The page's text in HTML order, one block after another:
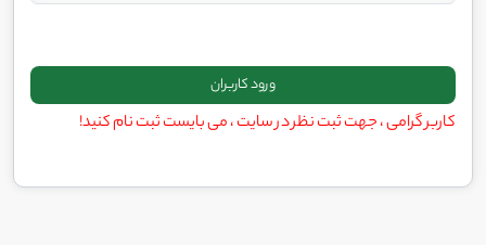
کاربر گرامی ، جهت ثبت نظر در سایت ، می بایست ثبت نام کنید!